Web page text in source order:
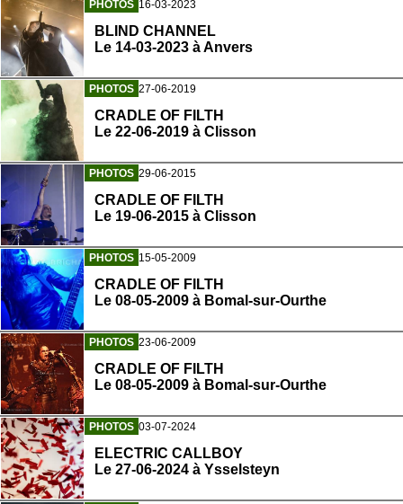
PHOTOS 16-03-2023
BLIND CHANNEL
Le 14-03-2023 à Anvers
PHOTOS 27-06-2019
CRADLE OF FILTH
Le 22-06-2019 à Clisson
PHOTOS 29-06-2015
CRADLE OF FILTH
Le 19-06-2015 à Clisson
PHOTOS 15-05-2009
CRADLE OF FILTH
Le 08-05-2009 à Bomal-sur-Ourthe
PHOTOS 23-06-2009
CRADLE OF FILTH
Le 08-05-2009 à Bomal-sur-Ourthe
PHOTOS 03-07-2024
ELECTRIC CALLBOY
Le 27-06-2024 à Ysselsteyn